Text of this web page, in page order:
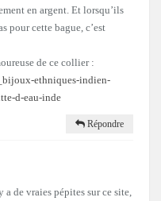
en argent. Et lorsqu’ils
pour cette bague, c’est
de ce collier :
ethniques-indien-
d-eau-inde
Répondre
de vraies pépites sur ce site,